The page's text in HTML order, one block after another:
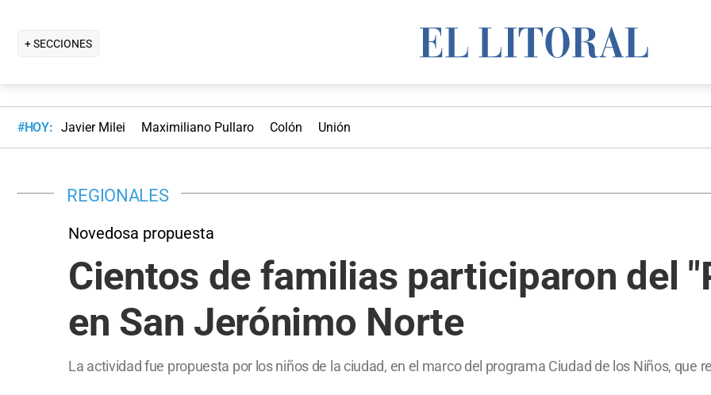
+ SECCIONES
#HOY: Javier Milei Maximiliano Pullaro Colón Unión
REGIONALES
Novedosa propuesta
Cientos de familias participaron del
en San Jerónimo Norte
La actividad fue propuesta por los niños de la ciudad, en el marco del programa Ciudad de los Niños, que